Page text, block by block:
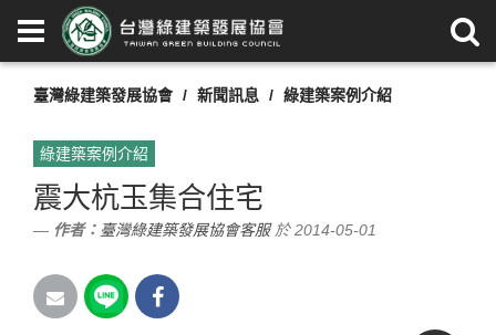
臺灣綠建築發展協會 新聞訊息 綠建築案例介紹
綠建築案例介紹
震大杭玉集合住宅
作者： 臺灣綠建築發展協會客服於 2014-05-01